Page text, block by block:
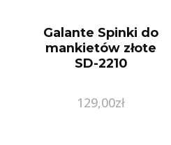
Galante Spinki do
mankietów złote
SD-2210
129,00zł